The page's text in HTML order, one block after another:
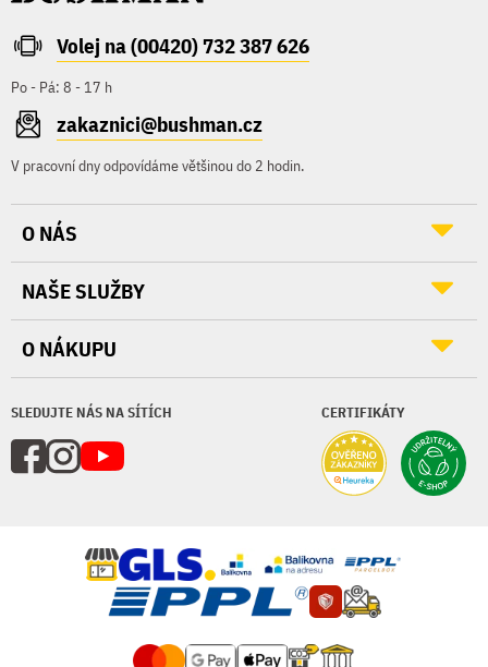
Volej na (00420) 732 387 626
Po - Pá: 8 - 17 h
zakaznici@bushman.cz
V pracovní dny odpovídáme většinou do 2 hodin.
SLEDUJTE NÁS NA SÍTÍCH CERTIFIKÁTY
O NÁS
NAŠE SLUŽBY
O NÁKUPU